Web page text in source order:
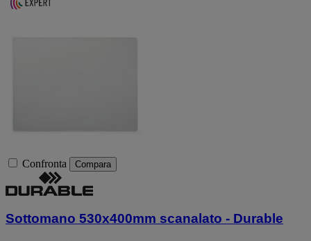
Confronta Compara
Sottomano 530x400mm scanalato - Durable